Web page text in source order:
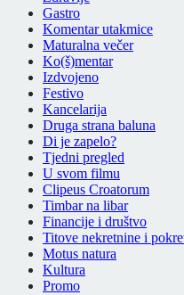
Gastro
Komentar utakmice
Maturalna večer
Ko(š)mentar
Izdvojeno
Festivo
Kancelarija
Druga strana baluna
Di je zapelo?
Tjedni pregled
U svom filmu
Clipeus Croatorum
Timbar na libar
Financije i društvo
Titove nekretnine i
Motus natura
Kultura
Promo